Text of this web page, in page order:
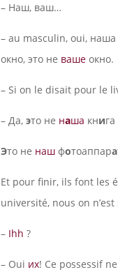
– Наш, ваш…
– au masculin, oui,
окно, это не ваше окно.
– Si on le disait pour le
– Да, это не наша кни
Это не наш фотоаппара
Et pour finir, ils font les
université, nous on
– Ihh ?
– Oui их! Ce possessif